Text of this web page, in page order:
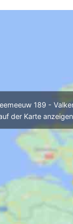
189 -
der Karte anzeigen